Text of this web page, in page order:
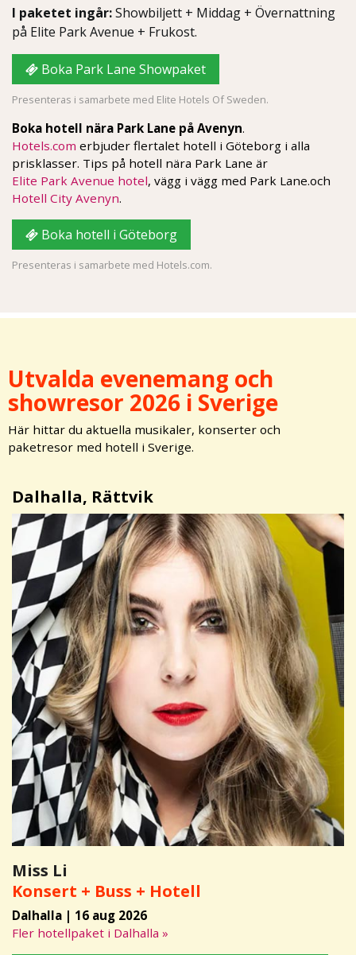
I paketet ingår:Showbiljett + Middag + Övernattning
på Elite Park Avenue + Frukost.
Boka Park Lane Showpaket
Presenteras i samarbete med Elite Hotels Of Sweden.
Boka hotell nära Park Lane på Avenyn.
Hotels.com erbjuder flertalet hotell i Göteborg i alla
prisklasser. Tips på hotell nära Park Lane är
Elite Park Avenue hotel, vägg i vägg med Park Lane.och
Hotell City Avenyn.
Boka hotell i Göteborg
Presenteras i samarbete med Hotels.com.
Utvalda evenemang och
showresor 2026 i Sverige
Här hittar du aktuella musikaler, konserter och
paketresor med hotell i Sverige.
Dalhalla, Rättvik
Miss Li
Konsert + Buss + Hotell
Dalhalla | 16 aug 2026
Fler hotellpaket i Dalhalla »